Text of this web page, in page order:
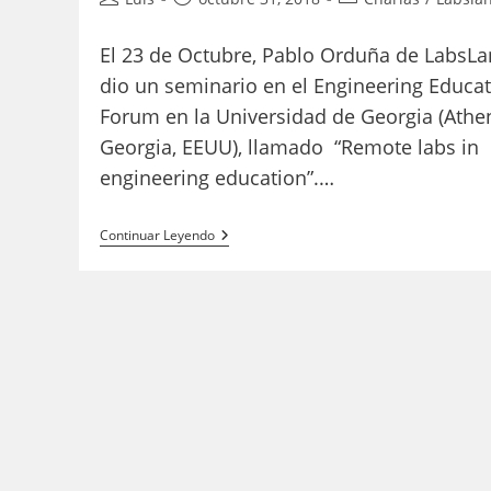
la
entrada:
la
entrada:
entrada:
El 23 de Octubre, Pablo Orduña de
dio un seminario en el Engineering
Forum en la Universidad de Georgia
Georgia, EEUU), llamado “Remote labs in
engineering education”.…
Continuar LeyendoCharla
De